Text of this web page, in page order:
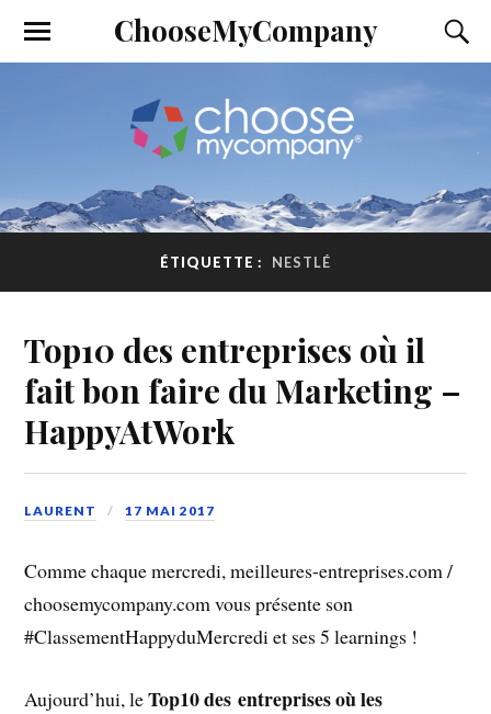
ChooseMyCompany
ÉTIQUETTE : NESTLÉ
Top10 des entreprises où il
fait bon faire du Marketing –
HappyAtWork
LAURENT 17 MAI 2017
Comme chaque mercredi, meilleures-entreprises.com /
choosemycompany.com vous présente son
#ClassementHappyduMercredi et ses 5 learnings !
Aujourd’hui, leTop10 des entreprises où les